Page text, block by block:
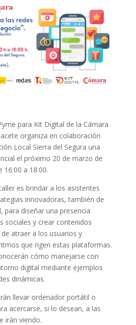
para Kit Digital de la Cámara
organiza en colaboración
Local Sierra del Segura una
el próximo 20 de marzo de
16:00 a 18:00.
es brindar a los asistentes
innovadoras, también de
para diseñar una presencia
sociales y crear contenidos
atraer a los usuarios y
que rigen estas plataformas.
cómo manejarse con
digital mediante ejemplos
dinámicas.
llevar ordenador portátil o
acercarse, si lo desean, a las
irán viendo.